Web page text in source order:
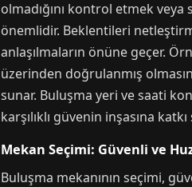
olmadığını kontrol etmek
önemlidir. Beklentileri
anlaşılmaların önüne geçer.
üzerinden doğrulanmış
sunar. Buluşma yeri ve saati
karşılıklı güvenin inşasına
Mekan Seçimi: Güvenli ve
Buluşma mekanının seçimi,